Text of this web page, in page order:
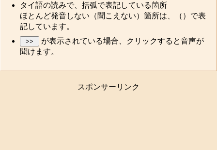
タイ語の読みで、括弧で表記している箇所
ほとんど発音しない（聞こえない）箇所は、（）で表
記しています。
が表示されている場合、クリックすると音声が
聞けます。
スポンサーリンク